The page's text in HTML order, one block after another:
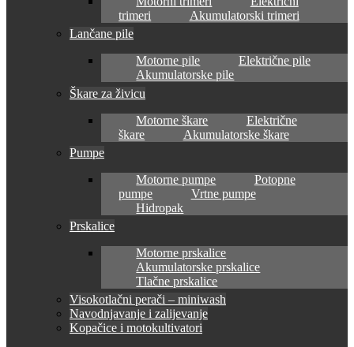
trimeri
Akumulatorski trimeri
Lančane pile
Motorne pile
Električne pile
Akumulatorske pile
Škare za živicu
Motorne škare
Električne
škare
Akumulatorske škare
Pumpe
Motorne pumpe
Potopne
pumpe
Vrtne pumpe
Hidropak
Prskalice
Motorne prskalice
Akumulatorske prskalice
Tlačne prskalice
Visokotlačni perači – miniwash
Navodnjavanje i zalijevanje
Kopačice i motokultivatori